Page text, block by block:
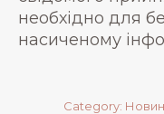
необхідно для
насиченому
Category: